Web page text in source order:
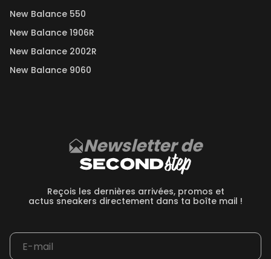
New Balance 550
New Balance 1906R
New Balance 2002R
New Balance 9060
Newsletter de
Reçois les dernières arrivées, promos et
actus sneakers directement dans ta boîte mail !